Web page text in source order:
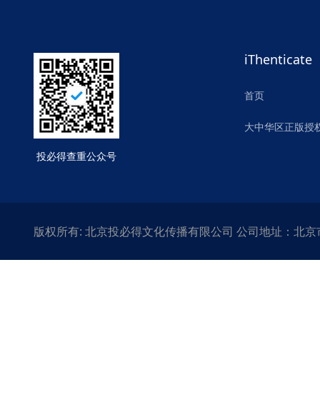
投必得查重公众号
iThenticate
首页
大中华区正版授
版权所有: 北京投必得文化传播有限公司 公司地址：北